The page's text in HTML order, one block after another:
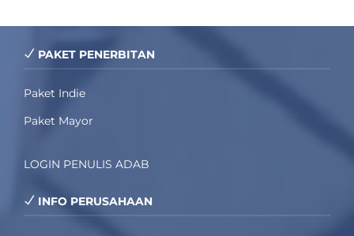
PAKET PENERBITAN
Paket Indie
Paket Mayor
LOGIN PENULIS ADAB
INFO PERUSAHAAN